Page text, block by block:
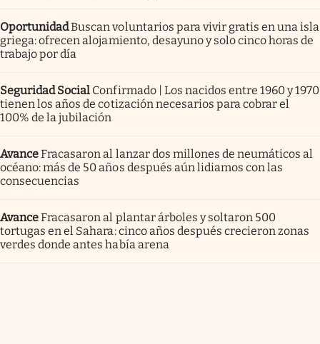
OportunidadBuscan voluntarios para vivir gratis en una isla
griega: ofrecen alojamiento, desayuno y solo cinco horas de
trabajo por día
Seguridad Social Confirmado | Los nacidos entre 1960 y 1970
tienen los años de cotización necesarios para cobrar el
100% de la jubilación
AvanceFracasaron al lanzar dos millones de neumáticos al
océano: más de 50 años después aún lidiamos con las
consecuencias
AvanceFracasaron al plantar árboles y soltaron 500
tortugas en el Sahara: cinco años después crecieron zonas
verdes donde antes había arena